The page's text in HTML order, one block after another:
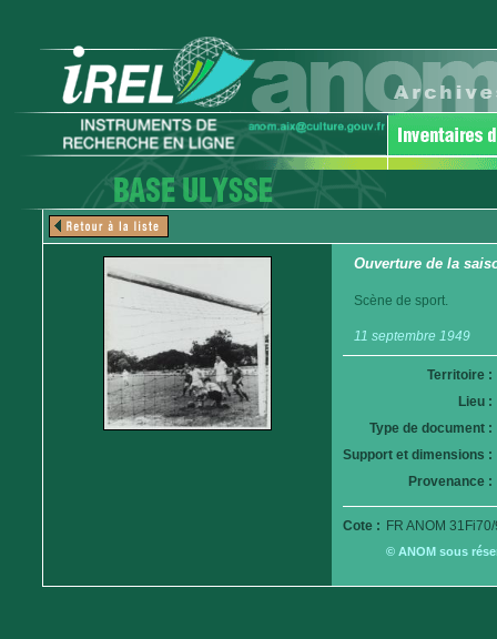
Ouverture de la
Scène de sport.
11 septembre 1949
Territoire :
Lieu :
Type de document :
Support et dimensions :
Provenance :
Cote : FR ANOM
© ANOM sous